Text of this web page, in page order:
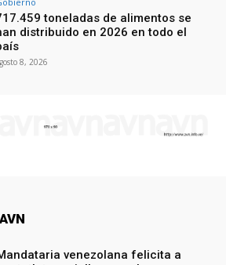
toneladas de alimentos se
distribuido en 2026 en todo el
8, 2026
venezolana felicita a